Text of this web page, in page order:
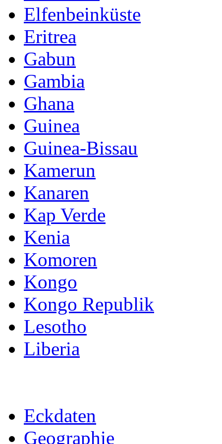
Elfenbeinküste
Eritrea
Gabun
Gambia
Ghana
Guinea
Guinea-Bissau
Kamerun
Kanaren
Kap Verde
Kenia
Komoren
Kongo
Kongo Republik
Lesotho
Liberia
Eckdaten